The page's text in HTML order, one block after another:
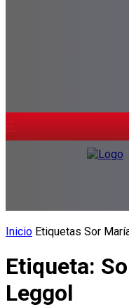
Inicio Etiquetas Sor
Etiqueta:
Leggol